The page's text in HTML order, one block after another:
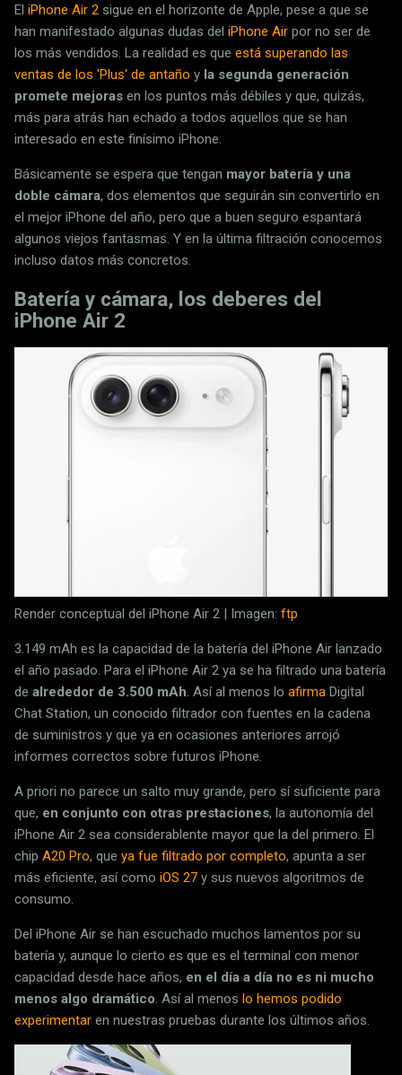
El iPhone Air 2 sigue en el horizonte de Apple, pese a que se
han manifestado algunas dudas del iPhone Air por no ser de
los más vendidos. La realidad es que está superando las
ventas de los 'Plus' de antaño y la segunda generación
promete mejoras en los puntos más débiles y que, quizás,
más para atrás han echado a todos aquellos que se han
interesado en este finísimo iPhone.
Básicamente se espera que tengan mayor batería y una
doble cámara, dos elementos que seguirán sin convertirlo en
el mejor iPhone del año, pero que a buen seguro espantará
algunos viejos fantasmas. Y en la última filtración conocemos
incluso datos más concretos.
Batería y cámara, los deberes del
iPhone Air 2
Render conceptual del iPhone Air 2 | Imagen: ftp
3.149 mAh es la capacidad de la batería del iPhone Air lanzado
el año pasado. Para el iPhone Air 2 ya se ha filtrado una batería
de alrededor de 3.500 mAh. Así al menos lo afirma Digital
Chat Station, un conocido filtrador con fuentes en la cadena
de suministros y que ya en ocasiones anteriores arrojó
informes correctos sobre futuros iPhone.
A priori no parece un salto muy grande, pero sí suficiente para
que, en conjunto con otras prestaciones, la autonomía del
iPhone Air 2 sea considerablente mayor que la del primero. El
chip A20 Pro, que ya fue filtrado por completo, apunta a ser
más eficiente, así como iOS 27 y sus nuevos algoritmos de
consumo.
Del iPhone Air se han escuchado muchos lamentos por su
batería y, aunque lo cierto es que es el terminal con menor
capacidad desde hace años, en el día a día no es ni mucho
menos algo dramático. Así al menos lo hemos podido
experimentar en nuestras pruebas durante los últimos años.